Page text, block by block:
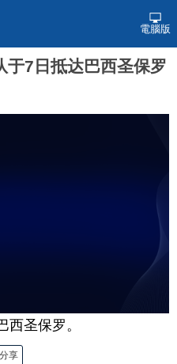
電腦版
于7日抵达巴西圣保罗
圣保罗。
分享